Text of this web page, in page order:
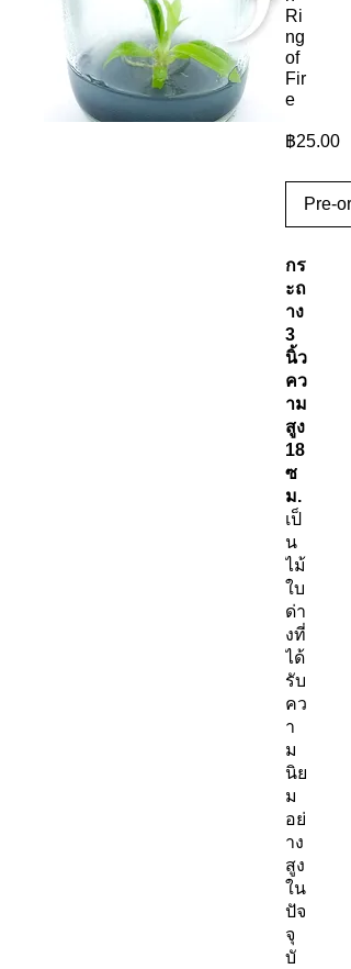
Ri
ng
of
Fir
e
฿25.00ร
Pre-
กร
ะถ
าง
3
นิ้ว
คว
าม
สูง
18
ซ
ม.
เป็
น
ไม้
ใบ
ด่า
งที่
ได้
รับ
คว
า
ม
นิย
ม
อย่
าง
สูง
ใน
ปัจ
จุ
บั